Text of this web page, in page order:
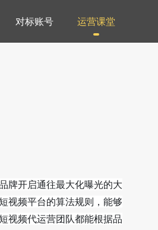
对标账号 运营课堂
牌开启通往最大化曝光的大
视频平台的算法规则，能够
视频代运营团队都能根据品